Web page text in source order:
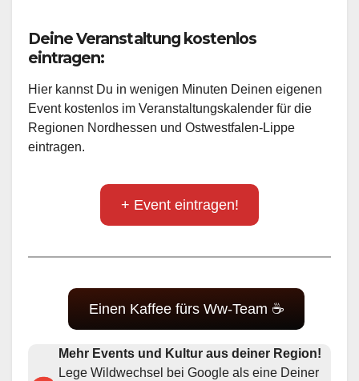
Deine Veranstaltung kostenlos
eintragen:
Hier kannst Du in wenigen Minuten Deinen eigenen
Event kostenlos im Veranstaltungskalender für die
Regionen Nordhessen und Ostwestfalen-Lippe
eintragen.
+ Event eintragen!
Einen Kaffee fürs Ww-Team ☕
Mehr Events und Kultur aus deiner Region!
Lege Wildwechsel bei Google als eine Deiner